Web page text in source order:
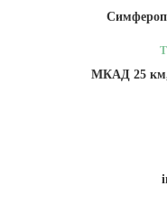
МКАД 25 км,